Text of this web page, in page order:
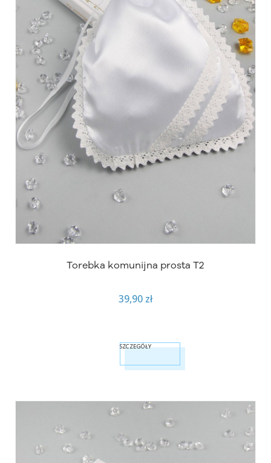
Torebka komunijna prosta T2
39,90 zł
SZCZEGÓŁY